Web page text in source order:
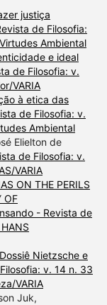
justiça
de Filosofia:
Ambiental
e ideal
de Filosofia: v.
VARIA
à etica das
de Filosofia: v.
Ambiental
Elielton de
de Filosofia: v.
VARIA
ON THE PERILS
OF
- Revista de
Nietzsche e
v. 14 n. 33
VARIA
Juk,